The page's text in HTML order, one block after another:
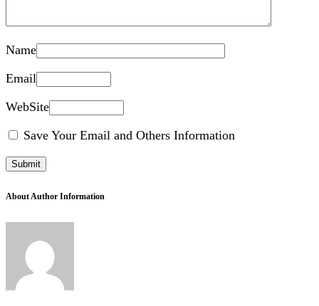
Name
Email
WebSite
Save Your Email and Others Information
About Author Information